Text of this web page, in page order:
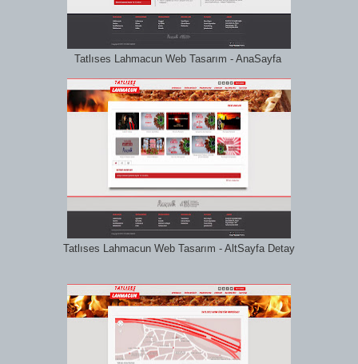
Tatlıses Lahmacun Web Tasarım - AnaSayfa
Tatlıses Lahmacun Web Tasarım - AltSayfa Detay